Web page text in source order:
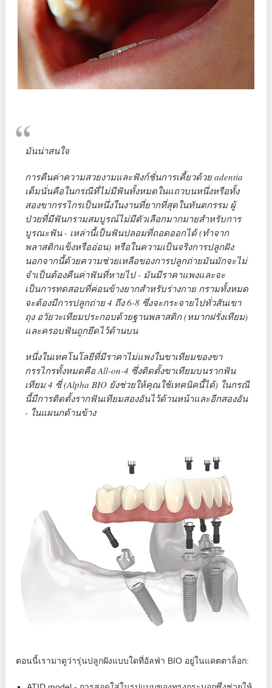
มันน่าสนใจ
การคืนค่าความสวยงามและฟังก์ชั่นการเคี้ยวด้วย adentia
เต็มนั่นคือในกรณีที่ไม่มีฟันทั้งหมดในแถวบนหนึ่งหรือทั้ง
สองขากรรไกรเป็นหนึ่งในงานที่ยากที่สุดในทันตกรรม ผู้
ป่วยที่มีฟันกรามสมบูรณ์ไม่มีตัวเลือกมากมายสำหรับการ
บูรณะฟัน - เหล่านี้เป็นฟันปลอมที่ถอดออกได้ (ทำจาก
พลาสติกแข็งหรืออ่อน) หรือในความเป็นจริงการปลูกฝัง
นอกจากนี้ด้วยความช่วยเหลือของการปลูกถ่ายมันมักจะไม่
จำเป็นต้องคืนค่าฟันที่หายไป - มันมีราคาแพงและจะ
เป็นการทดสอบที่ค่อนข้างยากสำหรับร่างกาย กรามทั้งหมด
จะต้องมีการปลูกถ่าย 4 ถึง 6-8 ซึ่งจะกระจายไปทั่วสันเขา
ถุง อวัยวะเทียมประกอบด้วยฐานพลาสติก (หมากฝรั่งเทียม)
และครอบฟันถูกยึดไว้ด้านบน
หนึ่งในเทคโนโลยีที่มีราคาไม่แพงในขาเทียมของขา
กรรไกรทั้งหมดคือ All-on-4 ซึ่งติดตั้งขาเทียมบนรากฟัน
เทียม 4 ซี่ (Alpha BIO ยังช่วยให้คุณใช้เทคนิคนี้ได้) ในกรณี
นี้มีการติดตั้งรากฟันเทียมสองอันไว้ด้านหน้าและอีกสองอัน
- ในแผนกด้านข้าง
ตอนนี้เรามาดูว่ารุ่นปลูกฝังแบบใดที่อัลฟ่า BIO อยู่ในแคตตาล็อก: